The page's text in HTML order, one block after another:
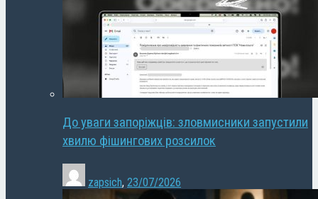
До уваги запоріжців: зловмисники запустили
хвилю фішингових розсилок
zapsich, 23/07/2026